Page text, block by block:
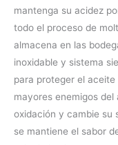
mantenga su acidez
todo el proceso de
almacena en las
inoxidable y sistema
para proteger el
mayores enemigos
oxidación y cambie su
se mantiene el sabor